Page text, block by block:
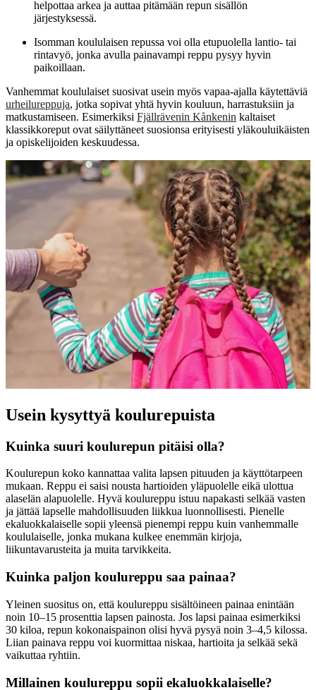
helpottaa arkea ja auttaa pitämään repun sisällön
järjestyksessä.
Isomman koululaisen repussa voi olla etupuolella lantio- tai
rintavyö, jonka avulla painavampi reppu pysyy hyvin
paikoillaan.
Vanhemmat koululaiset suosivat usein myös vapaa-ajalla käytettäviä
urheilureppuja, jotka sopivat yhtä hyvin kouluun, harrastuksiin ja
matkustamiseen. Esimerkiksi Fjällrävenin Kånkenin kaltaiset
klassikkoreput ovat säilyttäneet suosionsa erityisesti yläkouluikäisten
ja opiskelijoiden keskuudessa.
Usein kysyttyä koulurepuista
Kuinka suuri koulurepun pitäisi olla?
Koulurepun koko kannattaa valita lapsen pituuden ja käyttötarpeen
mukaan. Reppu ei saisi nousta hartioiden yläpuolelle eikä ulottua
alaselän alapuolelle. Hyvä koulureppu istuu napakasti selkää vasten
ja jättää lapselle mahdollisuuden liikkua luonnollisesti. Pienelle
ekaluokkalaiselle sopii yleensä pienempi reppu kuin vanhemmalle
koululaiselle, jonka mukana kulkee enemmän kirjoja,
liikuntavarusteita ja muita tarvikkeita.
Kuinka paljon koulureppu saa painaa?
Yleinen suositus on, että koulureppu sisältöineen painaa enintään
noin 10–15 prosenttia lapsen painosta. Jos lapsi painaa esimerkiksi
30 kiloa, repun kokonaispainon olisi hyvä pysyä noin 3–4,5 kilossa.
Liian painava reppu voi kuormittaa niskaa, hartioita ja selkää sekä
vaikuttaa ryhtiin.
Millainen koulureppu sopii ekaluokkalaiselle?